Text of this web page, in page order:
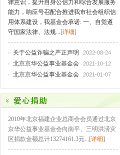
律意识，提升自身公信力和综合发展服务
能力，响应号召配合推进我市社会组织信
用体系建设，我基金会承诺: 一、自觉遵
守国家法律、法规... [详细]
2022-08-24
关于公益诈骗之严正声明
2021-10-12
北京京华公益事业基金会
2021-01-07
北京京华公益事业基金会
2010年北京福建企业总商会会员通过北京
京华公益事业基金会向南平、三明洪涝灾
区捐款金额总计13274161.3元...[详细]